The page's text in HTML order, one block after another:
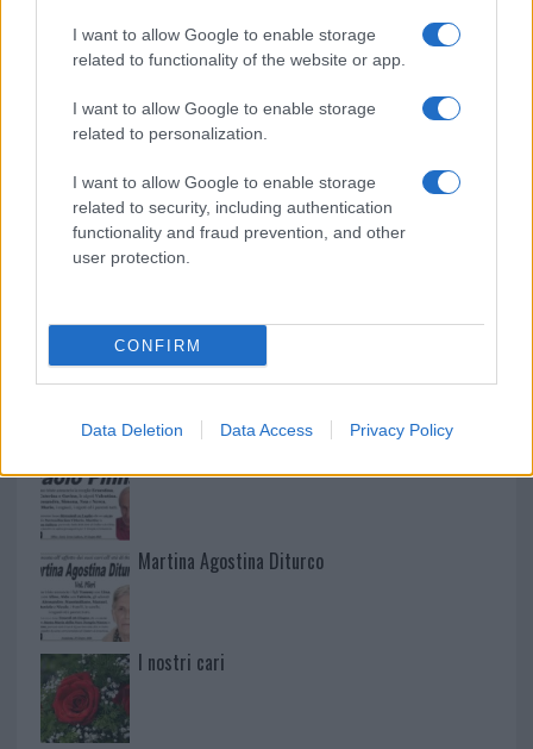
I want to allow Google to enable storage
related to functionality of the website or app.
I want to allow Google to enable storage
related to personalization.
I want to allow Google to enable storage
related to security, including authentication
functionality and fraud prevention, and other
user protection.
CONFIRM
Data Deletion Data Access Privacy Policy
Mario Malu
Martina Agostina Diturco
I nostri cari